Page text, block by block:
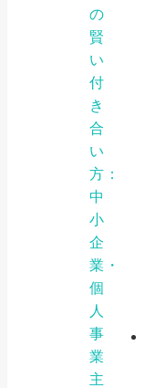
の
賢
い
付
き
合
い
方：
中
小
企
業・
個
人
事
業
主